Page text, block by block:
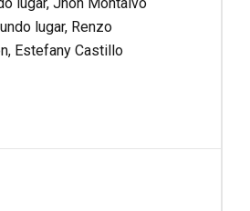
lugar, Renzo
Estefany Castillo